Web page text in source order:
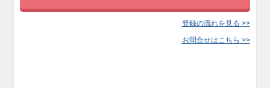
登録の流れを見る >>
お問合せはこちら >>